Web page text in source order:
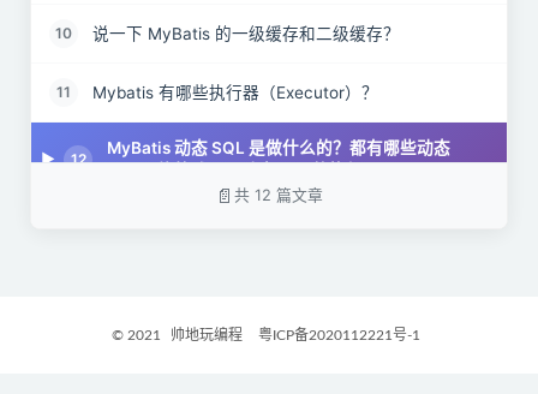
10 说一下 MyBatis 的一级缓存和二级缓存？
11 Mybatis 有哪些执行器（Executor）？
12
MyBatis 动态 SQL 是做什么的？都有哪些动态
共 12 篇文章
© 2021 帅地玩编程 粤ICP备2020112221号-1